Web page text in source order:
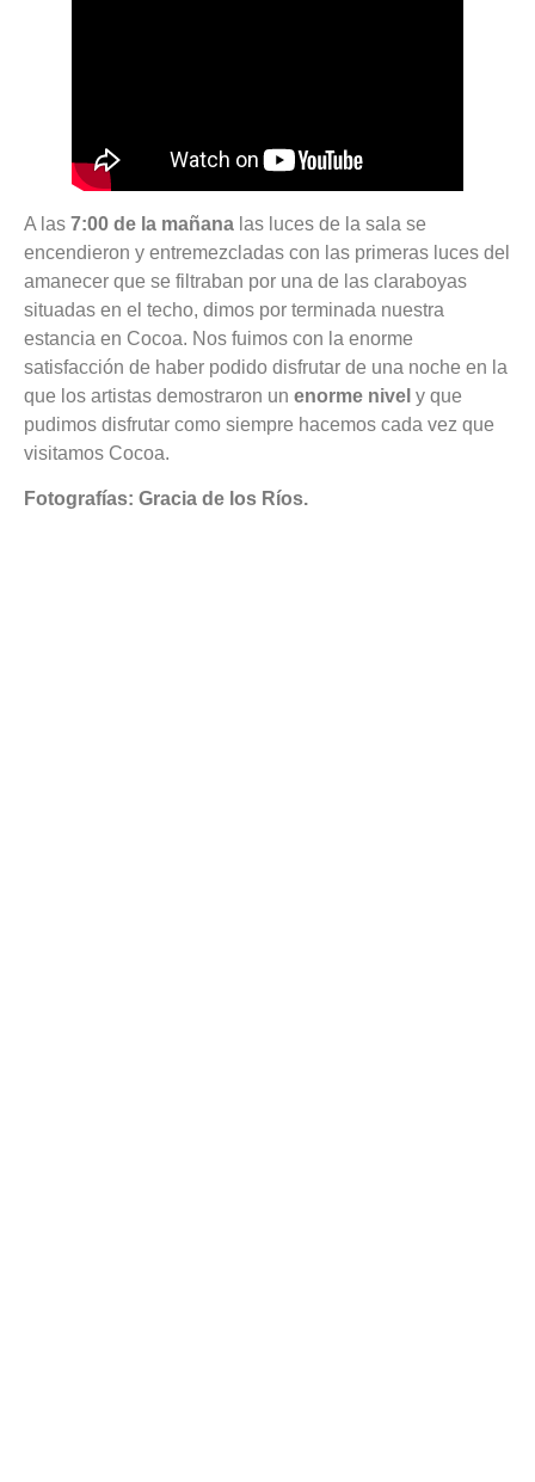
A las 7:00 de la mañana las luces de la sala se
encendieron y entremezcladas con las primeras luces del
amanecer que se filtraban por una de las claraboyas
situadas en el techo, dimos por terminada nuestra
estancia en Cocoa. Nos fuimos con la enorme
satisfacción de haber podido disfrutar de una noche en la
que los artistas demostraron un enorme nivel y que
pudimos disfrutar como siempre hacemos cada vez que
visitamos Cocoa.
Fotografías: Gracia de los Ríos.